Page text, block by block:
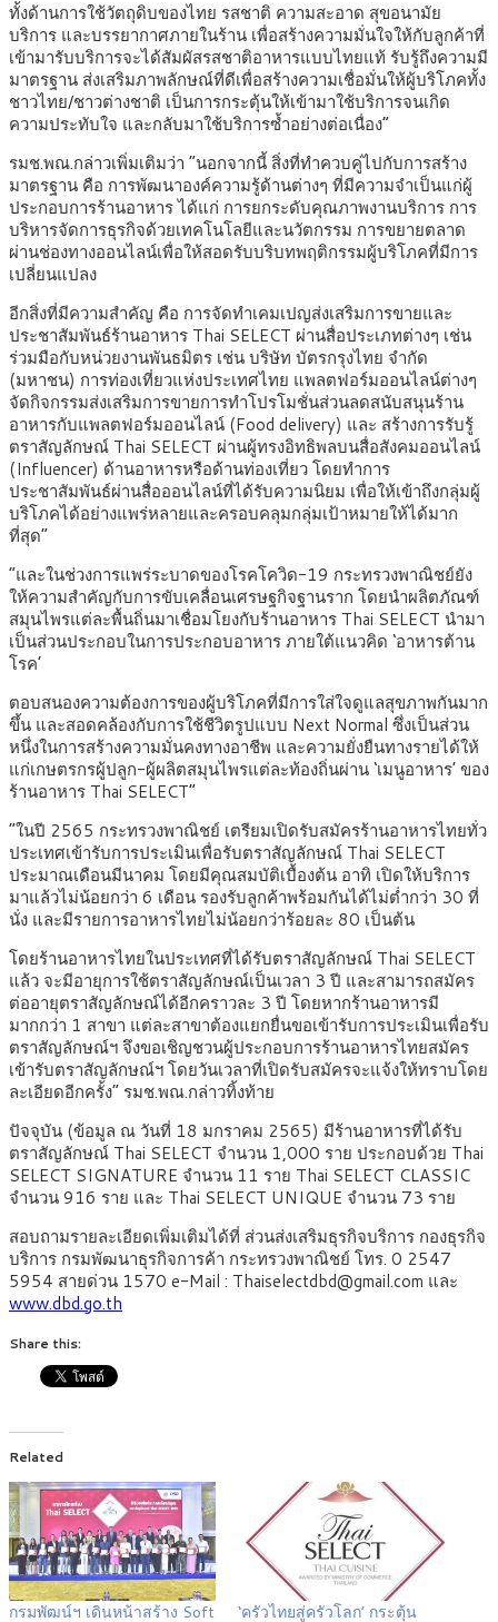
ทั้งด้านการใช้วัตถุดิบของไทย รสชาติ ความสะอาด สุขอนามัย
บริการ และบรรยากาศภายในร้าน เพื่อสร้างความมั่นใจให้กับลูกค้าที่
เข้ามารับบริการจะได้สัมผัสรสชาติอาหารแบบไทยแท้ รับรู้ถึงความมี
มาตรฐาน ส่งเสริมภาพลักษณ์ที่ดีเพื่อสร้างความเชื่อมั่นให้ผู้บริโภคทั้ง
ชาวไทย/ชาวต่างชาติ เป็นการกระตุ้นให้เข้ามาใช้บริการจนเกิด
ความประทับใจ และกลับมาใช้บริการซ้ำอย่างต่อเนื่อง”
รมช.พณ.กล่าวเพิ่มเติมว่า “นอกจากนี้ สิ่งที่ทำควบคู่ไปกับการสร้าง
มาตรฐาน คือ การพัฒนาองค์ความรู้ด้านต่างๆ ที่มีความจำเป็นแก่ผู้
ประกอบการร้านอาหาร ได้แก่ การยกระดับคุณภาพงานบริการ การ
บริหารจัดการธุรกิจด้วยเทคโนโลยีและนวัตกรรม การขยายตลาด
ผ่านช่องทางออนไลน์เพื่อให้สอดรับบริบทพฤติกรรมผู้บริโภคที่มีการ
เปลี่ยนแปลง
อีกสิ่งที่มีความสำคัญ คือ การจัดทำเคมเปญส่งเสริมการขายและ
ประชาสัมพันธ์ร้านอาหาร Thai SELECT ผ่านสื่อประเภทต่างๆ เช่น
ร่วมมือกับหน่วยงานพันธมิตร เช่น บริษัท บัตรกรุงไทย จำกัด
(มหาชน) การท่องเที่ยวแห่งประเทศไทย แพลตฟอร์มออนไลน์ต่างๆ
จัดกิจกรรมส่งเสริมการขายการทำโปรโมชั่นส่วนลดสนับสนุนร้าน
อาหารกับแพลตฟอร์มออนไลน์ (Food delivery) และ สร้างการรับรู้
ตราสัญลักษณ์ Thai SELECT ผ่านผู้ทรงอิทธิพลบนสื่อสังคมออนไลน์
(Influencer) ด้านอาหารหรือด้านท่องเที่ยว โดยทำการ
ประชาสัมพันธ์ผ่านสื่อออนไลน์ที่ได้รับความนิยม เพื่อให้เข้าถึงกลุ่มผู้
บริโภคได้อย่างแพร่หลายและครอบคลุมกลุ่มเป้าหมายให้ได้มาก
ที่สุด”
“และในช่วงการแพร่ระบาดของโรคโควิด-19 กระทรวงพาณิชย์ยัง
ให้ความสำคัญกับการขับเคลื่อนเศรษฐกิจฐานราก โดยนำผลิตภัณฑ์
สมุนไพรแต่ละพื้นถิ่นมาเชื่อมโยงกับร้านอาหาร Thai SELECT นำมา
เป็นส่วนประกอบในการประกอบอาหาร ภายใต้แนวคิด ‘อาหารต้าน
โรค’
ตอบสนองความต้องการของผู้บริโภคที่มีการใส่ใจดูแลสุขภาพกันมาก
ขึ้น และสอดคล้องกับการใช้ชีวิตรูปแบบ Next Normal ซึ่งเป็นส่วน
หนึ่งในการสร้างความมั่นคงทางอาชีพ และความยั่งยืนทางรายได้ให้
แก่เกษตรกรผู้ปลูก-ผู้ผลิตสมุนไพรแต่ละท้องถิ่นผ่าน ‘เมนูอาหาร’ ของ
ร้านอาหาร Thai SELECT”
“ในปี 2565 กระทรวงพาณิชย์ เตรียมเปิดรับสมัครร้านอาหารไทยทั่ว
ประเทศเข้ารับการประเมินเพื่อรับตราสัญลักษณ์ Thai SELECT
ประมาณเดือนมีนาคม โดยมีคุณสมบัติเบื้องต้น อาทิ เปิดให้บริการ
มาแล้วไม่น้อยกว่า 6 เดือน รองรับลูกค้าพร้อมกันได้ไม่ต่ำกว่า 30 ที่
นั่ง และมีรายการอาหารไทยไม่น้อยกว่าร้อยละ 80 เป็นต้น
โดยร้านอาหารไทยในประเทศที่ได้รับตราสัญลักษณ์ Thai SELECT
แล้ว จะมีอายุการใช้ตราสัญลักษณ์เป็นเวลา 3 ปี และสามารถสมัคร
ต่ออายุตราสัญลักษณ์ได้อีกคราวละ 3 ปี โดยหากร้านอาหารมี
มากกว่า 1 สาขา แต่ละสาขาต้องแยกยื่นขอเข้ารับการประเมินเพื่อรับ
ตราสัญลักษณ์ฯ จึงขอเชิญชวนผู้ประกอบการร้านอาหารไทยสมัคร
เข้ารับตราสัญลักษณ์ฯ โดยวันเวลาที่เปิดรับสมัครจะแจ้งให้ทราบโดย
ละเอียดอีกครั้ง” รมช.พณ.กล่าวทิ้งท้าย
ปัจจุบัน (ข้อมูล ณ วันที่ 18 มกราคม 2565) มีร้านอาหารที่ได้รับ
ตราสัญลักษณ์ Thai SELECT จำนวน 1,000 ราย ประกอบด้วย Thai
SELECT SIGNATURE จำนวน 11 ราย Thai SELECT CLASSIC
จำนวน 916 ราย และ Thai SELECT UNIQUE จำนวน 73 ราย
สอบถามรายละเอียดเพิ่มเติมได้ที่ ส่วนส่งเสริมธุรกิจบริการ กองธุรกิจ
บริการ กรมพัฒนาธุรกิจการค้า กระทรวงพาณิชย์ โทร. 0 2547
5954 สายด่วน 1570 e-Mail : Thaiselectdbd@gmail.com และ
www.dbd.go.th
Share this:
Related
กรมพัฒน์ฯ เดินหน้าสร้าง Soft ‘ครัวไทยสู่ครัวโลก’ กระตุ้น